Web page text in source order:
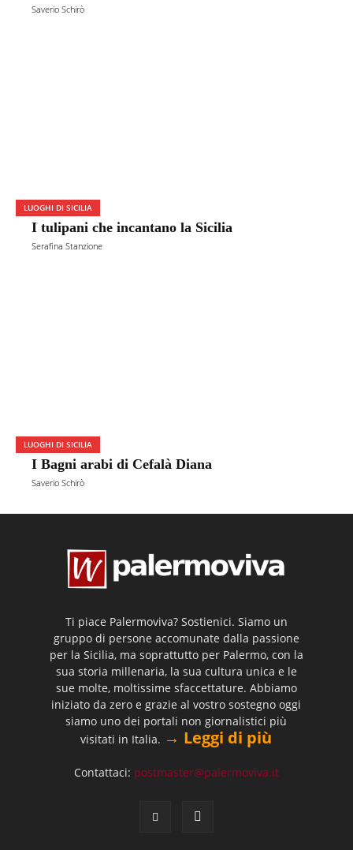
Saverio Schirò
LUOGHI DI SICILIA
I tulipani che incantano la Sicilia
Serafina Stanzione
LUOGHI DI SICILIA
I Bagni arabi di Cefalà Diana
Saverio Schirò
Ti piace Palermoviva? Sostienici. Siamo un
gruppo di persone accomunate dalla passione
per la Sicilia, ma soprattutto per Palermo, con la
sua storia millenaria, la sua cultura unica e le
sue molte, moltissime sfaccettature. Abbiamo
iniziato da zero e grazie al vostro sostegno oggi
siamo uno dei portali non giornalistici più
visitati in Italia. → Leggi di più
Contattaci: postmaster@palermoviva.it